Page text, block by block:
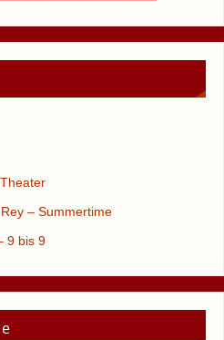
– Summertime
9 bis 9